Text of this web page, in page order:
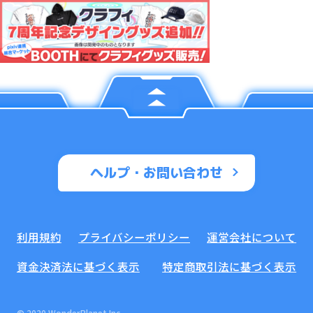
ヘルプ・お問い合わせ
利用規約 プライバシーポリシー
運営会社について
資金決済法に基づく表示
特定商取引法に基づく表示